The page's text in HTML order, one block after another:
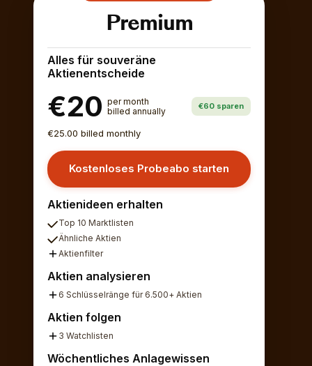
Premium
Alles für souveräne
Aktienentscheide
€20 per month
billed annually
€60 sparen
€25.00 billed monthly
Kostenloses Probeabo starten
Aktienideen erhalten
Top 10 Marktlisten
Ähnliche Aktien
Aktienfilter
Aktien analysieren
6 Schlüsselränge für 6.500+ Aktien
Aktien folgen
3 Watchlisten
Wöchentliches Anlagewissen